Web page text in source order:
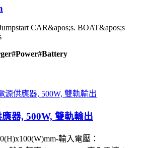
CAR&apos;s. BOAT&apos;s
#Power#Battery
器, 500W, 雙軌輸出
輸入電壓：